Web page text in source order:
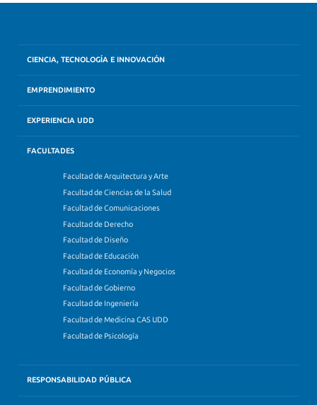
CIENCIA, TECNOLOGÍA E INNOVACIÓN
EMPRENDIMIENTO
EXPERIENCIA UDD
FACULTADES
Facultad de Arquitectura y Arte
Facultad de Ciencias de la Salud
Facultad de Comunicaciones
Facultad de Derecho
Facultad de Diseño
Facultad de Educación
Facultad de Economía y Negocios
Facultad de Gobierno
Facultad de Ingeniería
Facultad de Medicina CAS UDD
Facultad de Psicología
RESPONSABILIDAD PÚBLICA